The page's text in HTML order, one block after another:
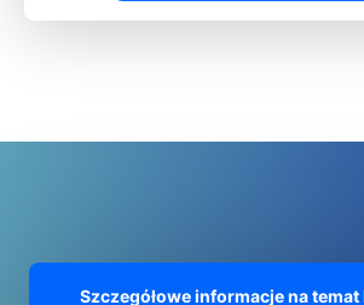
Szczegółowe informacje na temat